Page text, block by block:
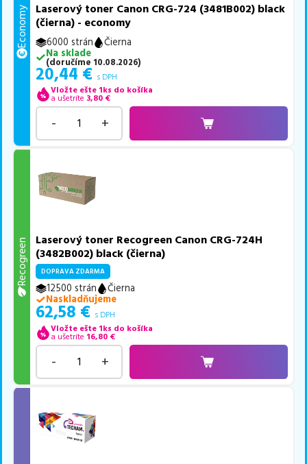
Economy
Laserový toner Canon CRG-724 (3481B002) black
(čierna) - economy
6000 strán
Čierna
Na sklade
(doručíme 10.08.2026)
20,44 € s DPH
Vložte ešte 1ks do košíka
a ušetríte 3,80 €
- +
Recogreen Laserový toner Recogreen Canon CRG-724H
(3482B002) black (čierna)
DOPRAVA ZDARMA
12500 strán
Čierna
Naskladňujeme
62,58 € s DPH
Vložte ešte 1ks do košíka
a ušetríte 16,80 €
- +